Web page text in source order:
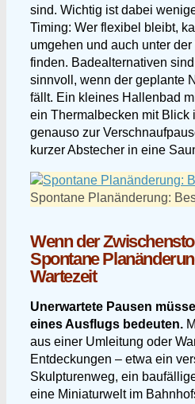
sind. Wichtig ist dabei
Timing: Wer flexibel bleibt,
umgehen und auch unter
finden. Badealternativen
sinnvoll, wenn der geplante
fällt. Ein kleines Hallenbad
ein Thermalbecken mit Blick
genauso zur
kurzer Abstecher in eine
Spontane Planänderung:
Wenn der
Spontane
Wartezeit
Unerwartete Pausen
eines Ausflugs bedeuten.
aus einer Umleitung oder
Entdeckungen – etwa ein
Skulpturenweg, ein
eine Miniaturwelt im